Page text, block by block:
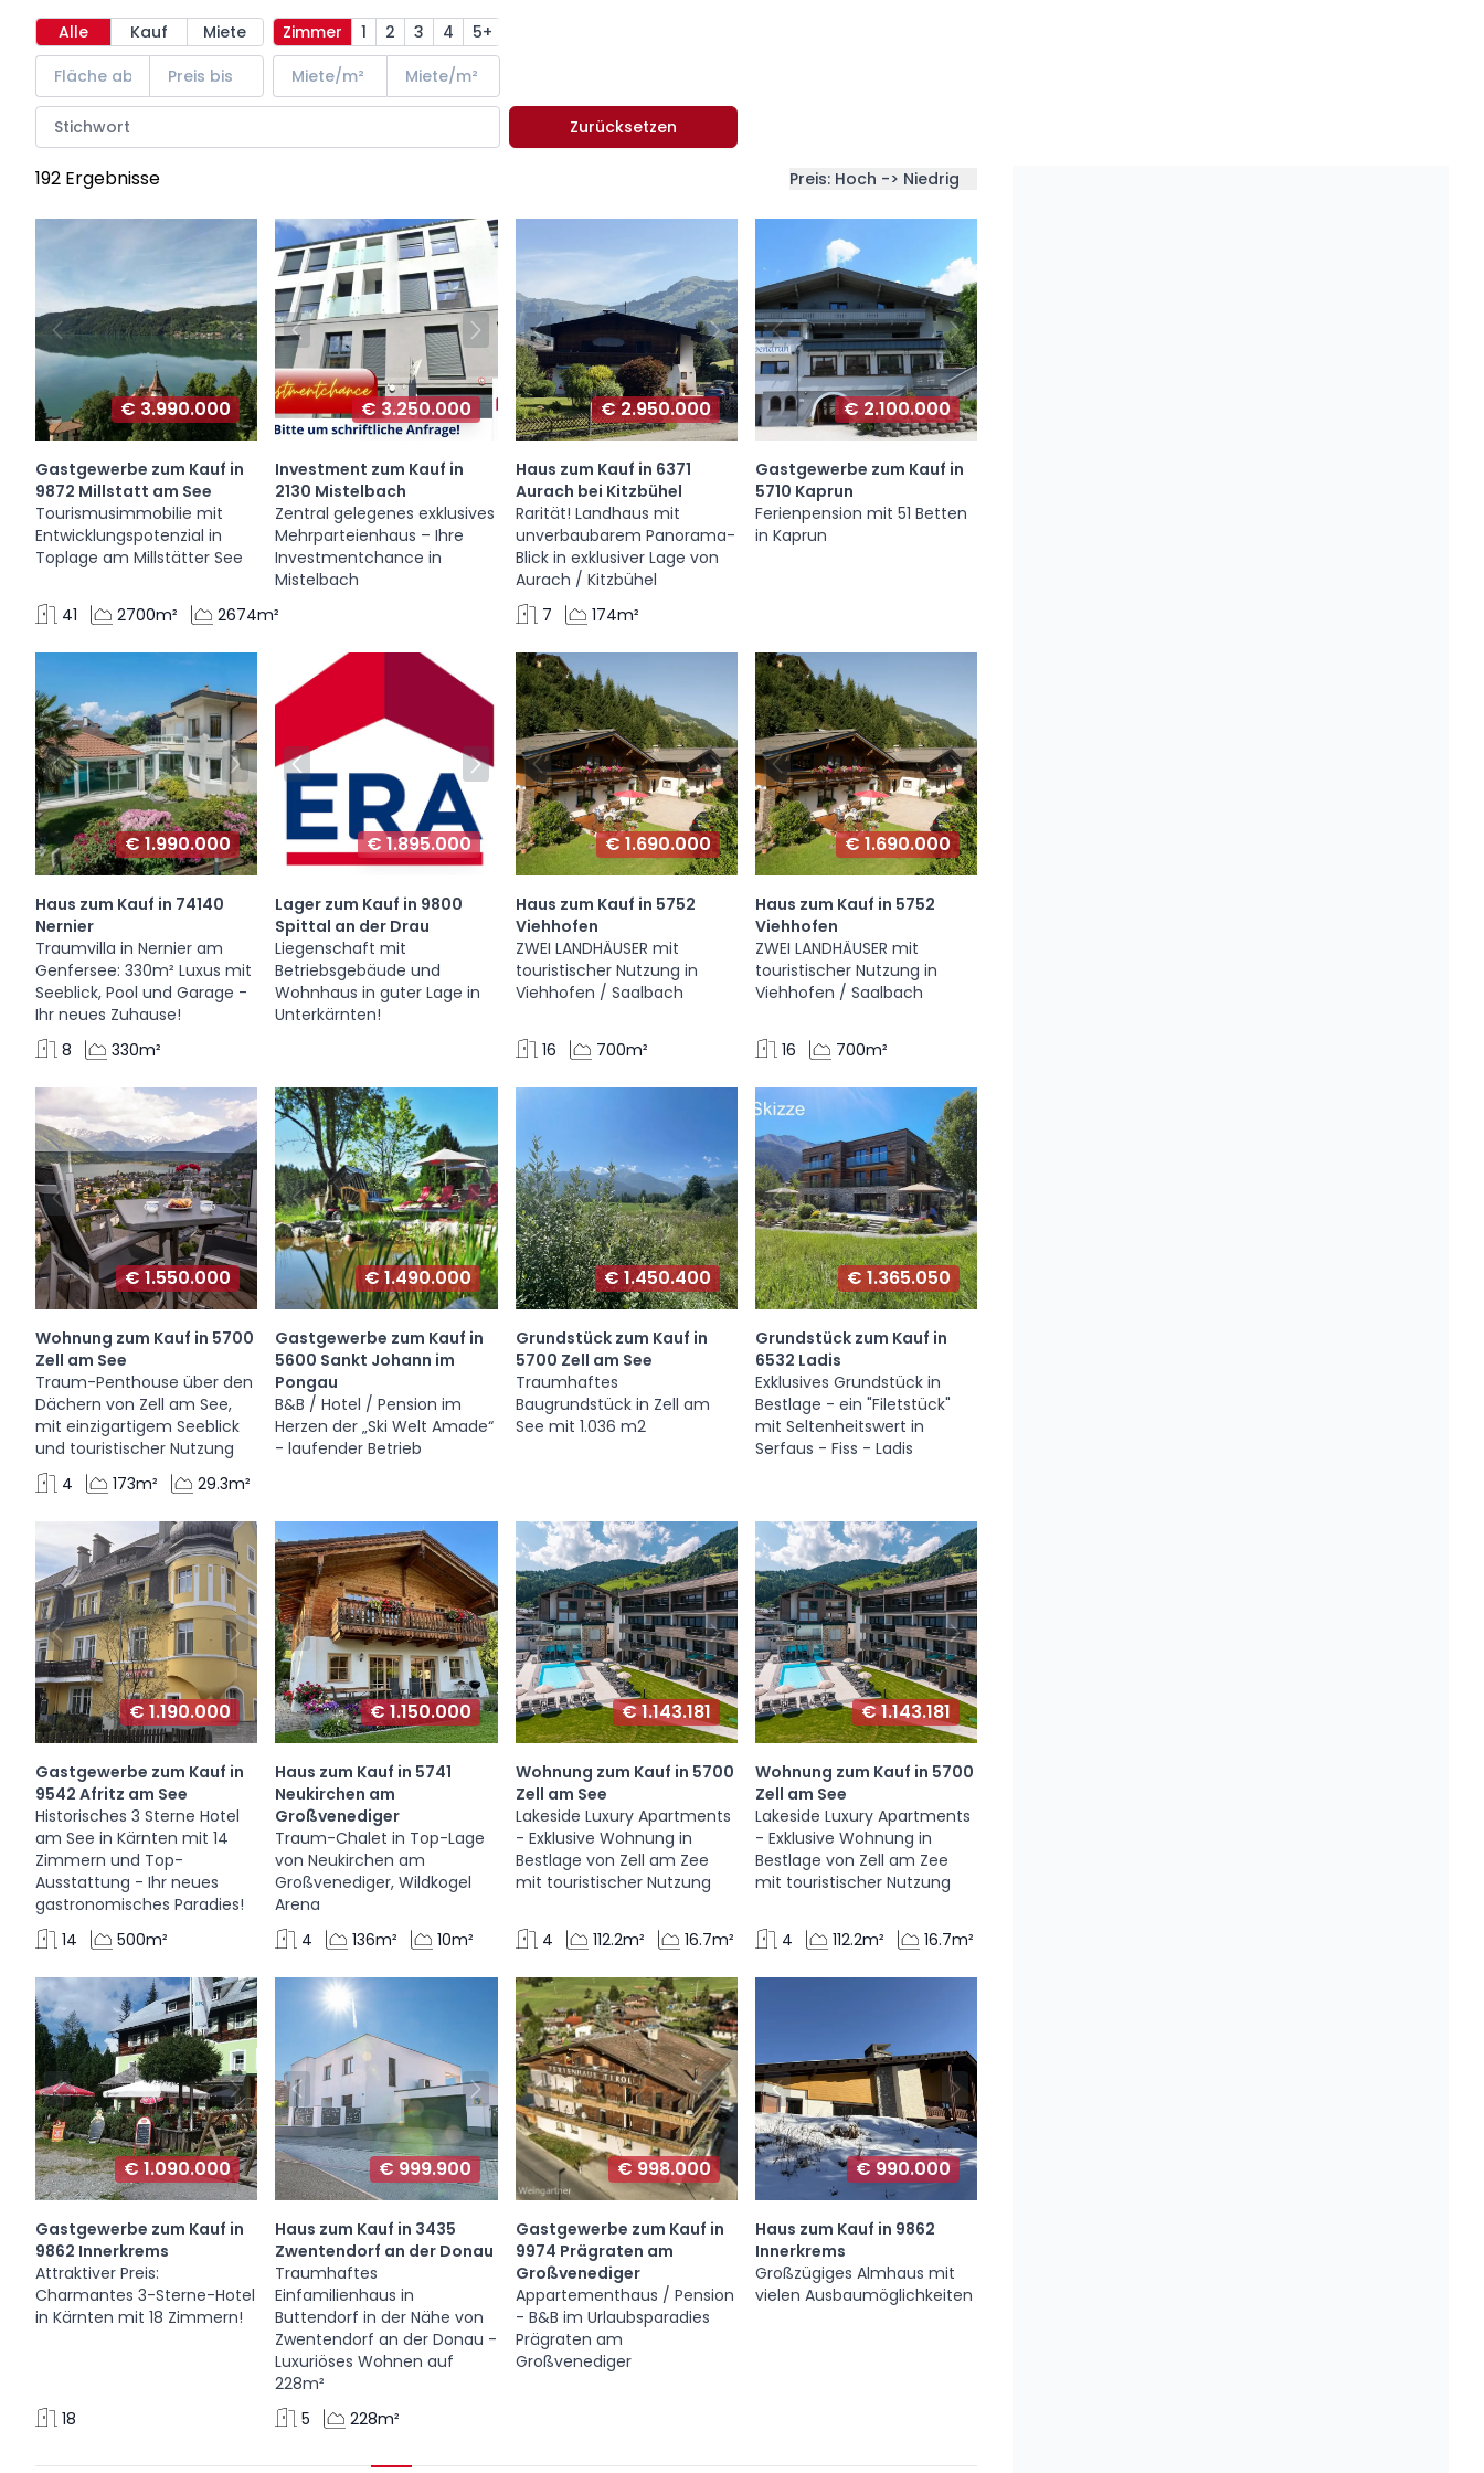
Alle Kauf Miete Zimmer 1 2 3 4 5+
Zurücksetzen
192 Ergebnisse Preis: Hoch -> Niedrig
€ 3.990.000
Gastgewerbe zum Kauf in
9872 Millstatt am See
Tourismusimmobilie mit
Entwicklungspotenzial in
Toplage am Millstätter See
41 2700m² 2674m²
€ 3.250.000
Investment zum Kauf in
2130 Mistelbach
Zentral gelegenes exklusives
Mehrparteienhaus – Ihre
Investmentchance in
Mistelbach
€ 2.950.000
Haus zum Kauf in 6371
Aurach bei Kitzbühel
Rarität! Landhaus mit
unverbaubarem Panorama-
Blick in exklusiver Lage von
Aurach / Kitzbühel
7
174m²
€ 2.100.000
Gastgewerbe zum Kauf in
5710 Kaprun
Ferienpension mit 51 Betten
in Kaprun
€ 1.990.000
Haus zum Kauf in 74140
Nernier
Traumvilla in Nernier am
Genfersee: 330m² Luxus mit
Seeblick, Pool und Garage -
Ihr neues Zuhause!
8
330m²
€ 1.895.000
Lager zum Kauf in 9800
Spittal an der Drau
Liegenschaft mit
Betriebsgebäude und
Wohnhaus in guter Lage in
Unterkärnten!
€ 1.690.000
Haus zum Kauf in 5752
Viehhofen
ZWEI LANDHÄUSER mit
touristischer Nutzung in
Viehhofen / Saalbach
16 700m²
€ 1.690.000
Haus zum Kauf in 5752
Viehhofen
ZWEI LANDHÄUSER mit
touristischer Nutzung in
Viehhofen / Saalbach
16 700m²
€ 1.550.000
Wohnung zum Kauf in 5700
Zell am See
Traum-Penthouse über den
Dächern von Zell am See,
mit einzigartigem Seeblick
und touristischer Nutzung
4
173m² 29.3m²
€ 1.490.000
Gastgewerbe zum Kauf in
5600 Sankt Johann im
Pongau
B&B / Hotel / Pension im
Herzen der „Ski Welt Amade“
- laufender Betrieb
€ 1.450.400
Grundstück zum Kauf in
5700 Zell am See
Traumhaftes
Baugrundstück in Zell am
See mit 1.036 m2
€ 1.365.050
Grundstück zum Kauf in
6532 Ladis
Exklusives Grundstück in
Bestlage - ein "Filetstück"
mit Seltenheitswert in
Serfaus - Fiss - Ladis
€ 1.190.000
Gastgewerbe zum Kauf in
9542 Afritz am See
Historisches 3 Sterne Hotel
am See in Kärnten mit 14
Zimmern und Top-
Ausstattung - Ihr neues
gastronomisches Paradies!
14
500m²
€ 1.150.000
Haus zum Kauf in 5741
Neukirchen am
Großvenediger
Traum-Chalet in Top-Lage
von Neukirchen am
Großvenediger, Wildkogel
Arena
4
136m² 10m²
€ 1.143.181
Wohnung zum Kauf in 5700
Zell am See
Lakeside Luxury Apartments
- Exklusive Wohnung in
Bestlage von Zell am Zee
mit touristischer Nutzung
4 112.2m² 16.7m²
€ 1.143.181
Wohnung zum Kauf in 5700
Zell am See
Lakeside Luxury Apartments
- Exklusive Wohnung in
Bestlage von Zell am Zee
mit touristischer Nutzung
4 112.2m² 16.7m²
€ 1.090.000
Gastgewerbe zum Kauf in
9862 Innerkrems
Attraktiver Preis:
Charmantes 3-Sterne-Hotel
in Kärnten mit 18 Zimmern!
18
€ 999.900
Haus zum Kauf in 3435
Zwentendorf an der Donau
Traumhaftes
Einfamilienhaus in
Buttendorf in der Nähe von
Zwentendorf an der Donau -
Luxuriöses Wohnen auf
228m²
5
228m²
€ 998.000
Gastgewerbe zum Kauf in
9974 Prägraten am
Großvenediger
Appartementhaus / Pension
- B&B im Urlaubsparadies
Prägraten am
Großvenediger
€ 990.000
Haus zum Kauf in 9862
Innerkrems
Großzügiges Almhaus mit
vielen Ausbaumöglichkeiten